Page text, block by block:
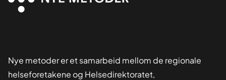
Nye metoder er et samarbeid mellom de regionale
helseforetakene og Helsedirektoratet,